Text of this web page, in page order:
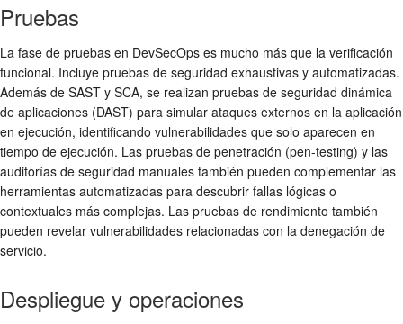
Pruebas
La fase de pruebas en DevSecOps es mucho más que la verificación
funcional. Incluye pruebas de seguridad exhaustivas y automatizadas.
Además de SAST y SCA, se realizan pruebas de seguridad dinámica
de aplicaciones (DAST) para simular ataques externos en la aplicación
en ejecución, identificando vulnerabilidades que solo aparecen en
tiempo de ejecución. Las pruebas de penetración (pen-testing) y las
auditorías de seguridad manuales también pueden complementar las
herramientas automatizadas para descubrir fallas lógicas o
contextuales más complejas. Las pruebas de rendimiento también
pueden revelar vulnerabilidades relacionadas con la denegación de
servicio.
Despliegue y operaciones